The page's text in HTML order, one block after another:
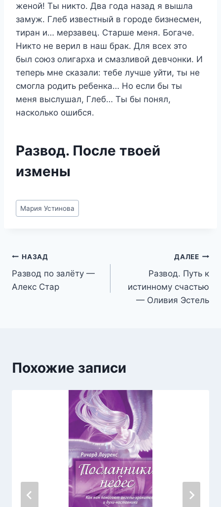
женой! Ты никто. Два года назад я вышла
замуж. Глеб известный в городе бизнесмен,
тиран и… мерзавец. Старше меня. Богаче.
Никто не верил в наш брак. Для всех это
был союз олигарха и смазливой девчонки. И
теперь мне сказали: тебе лучше уйти, ты не
смогла родить ребенка… Но если бы ты
меня выслушал, Глеб… Ты бы понял,
насколько ошибся.
Развод. После твоей
измены
Метки
записи:
Мария Устинова
Навигация
по
НАЗАД
Развод по залёту —
Алекс Стар
ДАЛЕЕ
Развод. Путь к
истинному счастью
— Оливия Эстель
Похожие записи